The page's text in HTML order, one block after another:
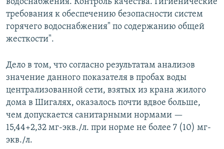
водоснабжения. Контроль качества. Гигиенические
требования к обеспечению безопасности систем
горячего водоснабжения" по содержанию общей
жесткости".
Дело в том, что согласно результатам анализов
значение данного показателя в пробах воды
централизованной сети, взятых из крана жилого
дома в Шигалях, оказалось почти вдвое больше,
чем допускается санитарными нормами —
15,44+2,32 мг-экв./л. при норме не более 7 (10) мг-
экв./л.